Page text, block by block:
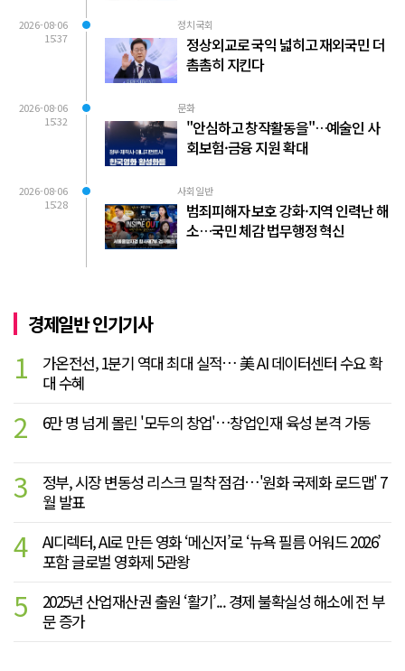
2026-08-06
15:37
정치국회
정상외교로 국익 넓히고 재외국민 더
촘촘히 지킨다
2026-08-06
15:32
문화
"안심하고 창작활동을"…예술인 사
회보험·금융 지원 확대
2026-08-06
15:28
사회일반
범죄피해자 보호 강화·지역 인력난 해
소…국민 체감 법무행정 혁신
경제일반 인기기사
1
가온전선, 1분기 역대 최대 실적… 美 AI 데이터센터 수요 확
대 수혜
2 6만 명 넘게 몰린 '모두의 창업'…창업인재 육성 본격 가동
3
정부, 시장 변동성 리스크 밀착 점검…'원화 국제화 로드맵' 7
월 발표
4
AI디렉터, AI로 만든 영화 ‘메신저’로 ‘뉴욕 필름 어워드 2026’
포함 글로벌 영화제 5관왕
5
2025년 산업재산권 출원 ‘활기’... 경제 불확실성 해소에 전 부
문 증가